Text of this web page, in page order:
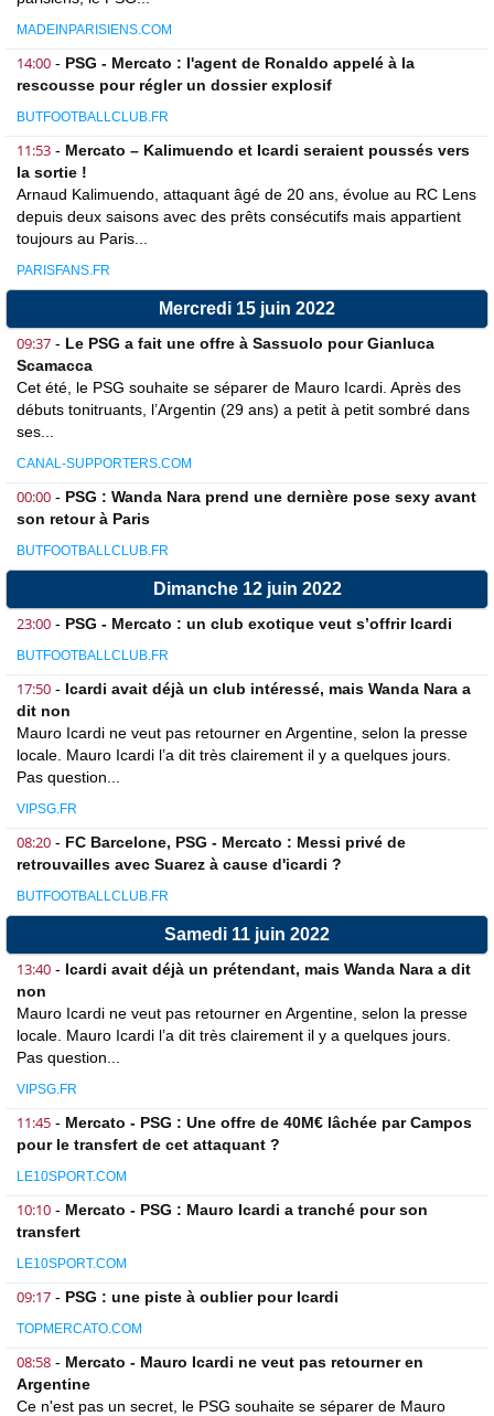
MADEINPARISIENS.COM
14:00 - PSG - Mercato : l'agent de Ronaldo appelé à la
rescousse pour régler un dossier explosif
BUTFOOTBALLCLUB.FR
11:53 - Mercato – Kalimuendo et Icardi seraient poussés vers
la sortie !
Arnaud Kalimuendo, attaquant âgé de 20 ans, évolue au RC Lens
depuis deux saisons avec des prêts consécutifs mais appartient
toujours au Paris...
PARISFANS.FR
Mercredi 15 juin 2022
09:37 - Le PSG a fait une offre à Sassuolo pour Gianluca
Scamacca
Cet été, le PSG souhaite se séparer de Mauro Icardi. Après des
débuts tonitruants, l’Argentin (29 ans) a petit à petit sombré dans
ses...
CANAL-SUPPORTERS.COM
00:00 - PSG : Wanda Nara prend une dernière pose sexy avant
son retour à Paris
BUTFOOTBALLCLUB.FR
Dimanche 12 juin 2022
23:00 - PSG - Mercato : un club exotique veut s’offrir Icardi
BUTFOOTBALLCLUB.FR
17:50 - Icardi avait déjà un club intéressé, mais Wanda Nara a
dit non
Mauro Icardi ne veut pas retourner en Argentine, selon la presse
locale. Mauro Icardi l’a dit très clairement il y a quelques jours.
Pas question...
VIPSG.FR
08:20 - FC Barcelone, PSG - Mercato : Messi privé de
retrouvailles avec Suarez à cause d'icardi ?
BUTFOOTBALLCLUB.FR
Samedi 11 juin 2022
13:40 - Icardi avait déjà un prétendant, mais Wanda Nara a dit
non
Mauro Icardi ne veut pas retourner en Argentine, selon la presse
locale. Mauro Icardi l’a dit très clairement il y a quelques jours.
Pas question...
VIPSG.FR
11:45 - Mercato - PSG : Une offre de 40M€ lâchée par Campos
pour le transfert de cet attaquant ?
LE10SPORT.COM
10:10 - Mercato - PSG : Mauro Icardi a tranché pour son
transfert
LE10SPORT.COM
09:17 - PSG : une piste à oublier pour Icardi
TOPMERCATO.COM
08:58 - Mercato - Mauro Icardi ne veut pas retourner en
Argentine
Ce n'est pas un secret, le PSG souhaite se séparer de Mauro